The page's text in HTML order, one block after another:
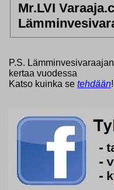
Mr.LVI
P.S.
kertaa vuodessa
Katso kuinka se tehdään!